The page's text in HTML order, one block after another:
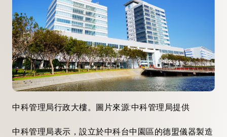
中科管理局行政大樓。圖片來源:中科管理局提供
中科管理局表示，設立於中科台中園區的德盟儀器製造